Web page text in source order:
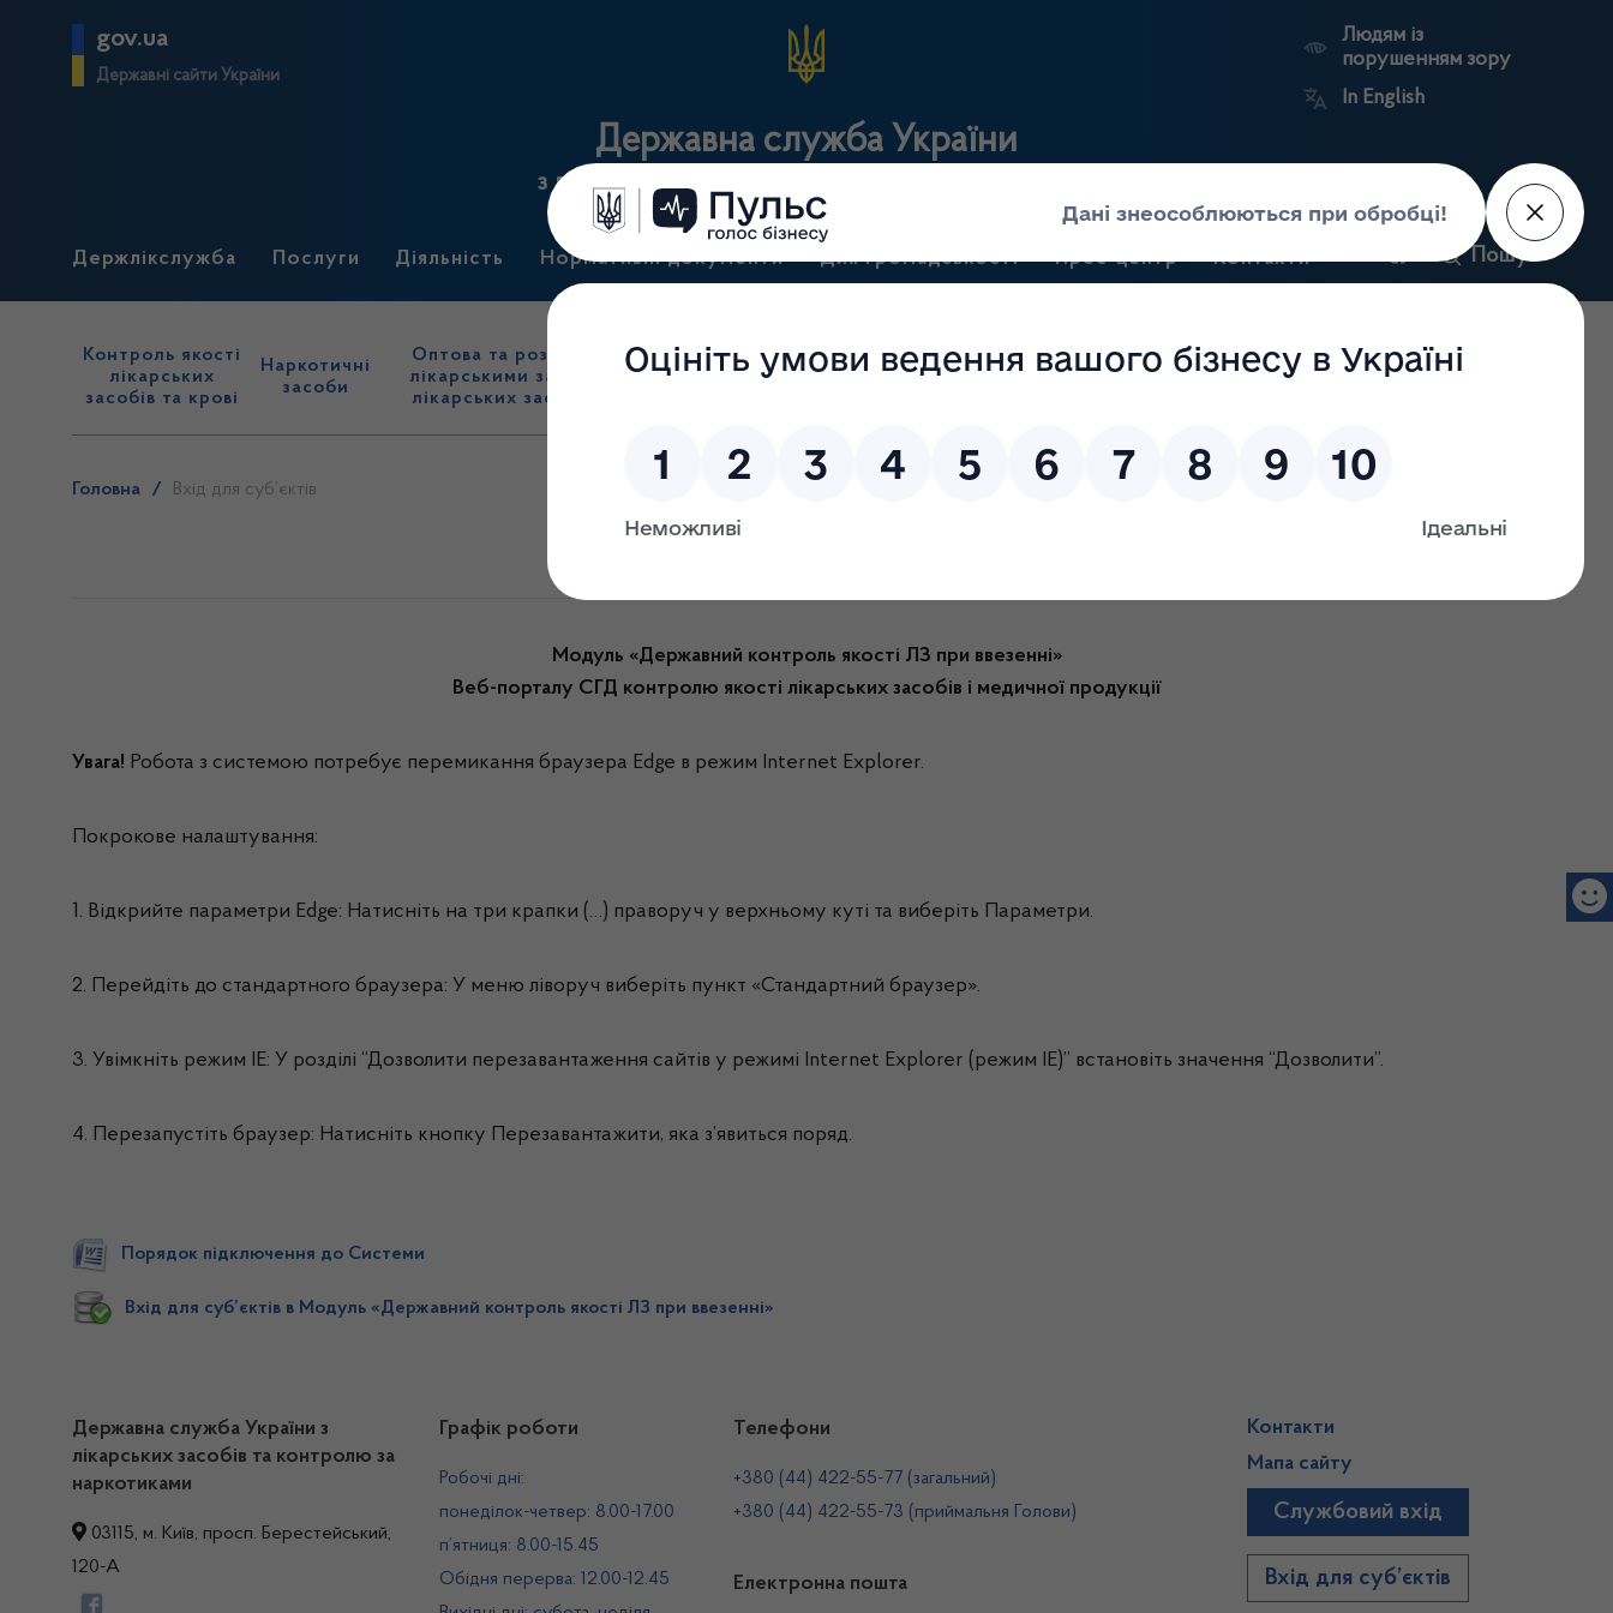
gov.ua
Державні сайти України
Державна служба України
з лікарських засобів та контролю за наркотиками
Людям із
порушенням зору
In English
Держлікслужба Послуги Діяльність Нормативні документи Для громадськості Прес-центр Контакти Пошук
Контроль якості
лікарських
засобів та крові
Наркотичні
засоби
Оптова та роздрібна торгівля
лікарськими засобами, імпорт
лікарських засобів (крім АФІ)
Державний
нагляд
виробництва лікарських
Ринковий
Державні
Антикорупційний
портал
Головна / Вхід для суб’єктів
Модуль «Державний контроль якості ЛЗ при ввезенні»
Веб-порталу СГД контролю якості лікарських засобів і медичної продукції
Увага! Робота з системою потребує перемикання браузера Edge в режим Internet Explorer.
Покрокове налаштування:
1. Відкрийте параметри Edge: Натисніть на три крапки (…) праворуч у верхньому куті та виберіть Параметри.
2. Перейдіть до стандартного браузера: У меню ліворуч виберіть пункт «Стандартний браузер».
3. Увімкніть режим IE: У розділі “Дозволити перезавантаження сайтів у режимі Internet Explorer (режим IE)” встановіть значення “Дозволити”.
4. Перезапустіть браузер: Натисніть кнопку Перезавантажити, яка з’явиться поряд.
Порядок підключення до Системи
Вхід для суб’єктів в Модуль «Державний контроль якості ЛЗ при ввезенні»
Державна служба України з
лікарських засобів та контролю за
наркотиками
03115, м. Київ, просп. Берестейський,
120-А
Графік роботи
Робочі дні:
понеділок-четвер: 8.00-17.00
п’ятниця: 8.00-15.45
Обідня перерва: 12.00-12.45
Телефони
+380 (44) 422-55-77 (загальний)
+380 (44) 422-55-73 (приймальня Голови)
Електронна пошта
Контакти
Мапа сайту
Службовий вхід
Вхід для суб’єктів